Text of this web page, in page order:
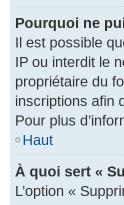
Pourquoi ne
Il est possible
IP ou interdit le
propriétaire du
inscriptions afin
Pour plus
Haut
À quoi sert «
L’option «